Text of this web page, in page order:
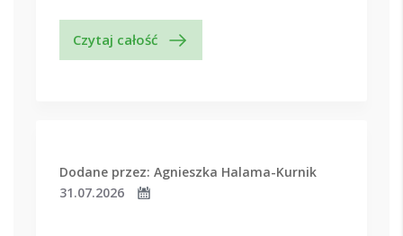
Czytaj całość
Dodane przez: Agnieszka Halama-Kurnik
31.07.2026